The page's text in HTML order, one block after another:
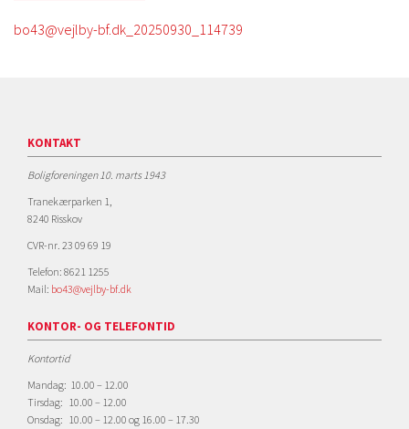
bo43@vejlby-bf.dk_20250930_114739
KONTAKT
Boligforeningen 10. marts 1943
Tranekærparken 1,
8240 Risskov
CVR-nr. 23 09 69 19
Telefon: 8621 1255
Mail: bo43@vejlby-bf.dk
KONTOR- OG TELEFONTID
Kontortid
Mandag: 10.00 – 12.00
Tirsdag: 10.00 – 12.00
Onsdag: 10.00 – 12.00 og 16.00 – 17.30